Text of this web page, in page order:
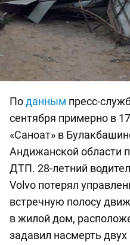
Поданным пресс-
сентября примерно в
«Саноат» в
Андижанской области
ДТП. 28-летний
Volvo потерял
встречную полосу
в жилой дом,
задавил насмерть